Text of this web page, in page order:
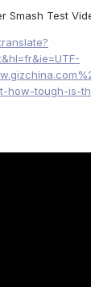
Smash Test
how-tough-is-